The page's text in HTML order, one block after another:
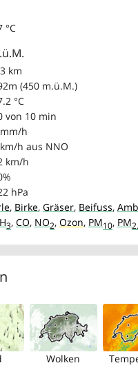
°C
km
(450 m.ü.M.)
°C
von 10 min
h
h aus NNO
km/h
hPa
, Birke, Gräser, Beifuss,
3, CO, NO2, Ozon, PM10, PM
Wolken